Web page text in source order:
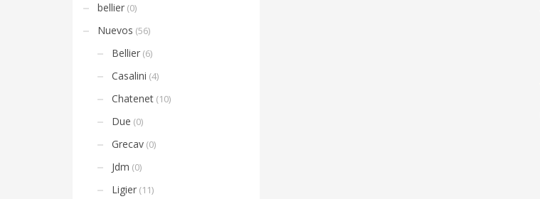
bellier (0)
Nuevos (56)
Bellier (6)
Casalini (4)
Chatenet (10)
Due (0)
Grecav (0)
Jdm (0)
Ligier (11)